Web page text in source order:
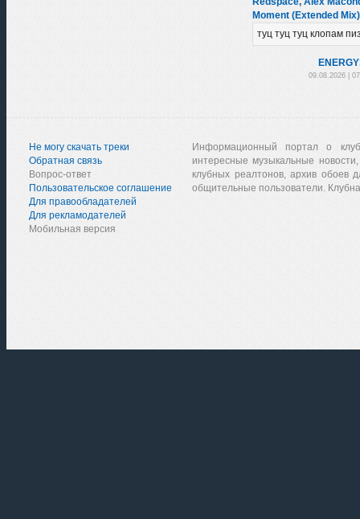
Moment (Extended Mix)
туц туц туц клопам
09.08.2026 |
Не могу скачать треки
Обратная связь
Вопрос-ответ
Пользовательское соглашение
Для правообладателей
Для рекламодателей
Мобильная версия
Информационный портал о
интересные музыкальные
клубных реалтонов, архив обоев
общительные пользователи.